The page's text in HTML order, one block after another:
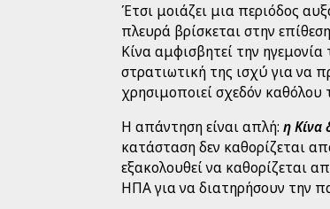
Έτσι μοιάζει μια περιόδος
πλευρά βρίσκεται στην
Κίνα αμφισβητεί την
στρατιωτική της ισχύ για να
χρησιμοποιεί σχεδόν
Η απάντηση είναι απλή:η Κίνα
κατάσταση δεν καθορίζεται
εξακολουθεί να καθορίζεται
ΗΠΑ για να διατηρήσουν την